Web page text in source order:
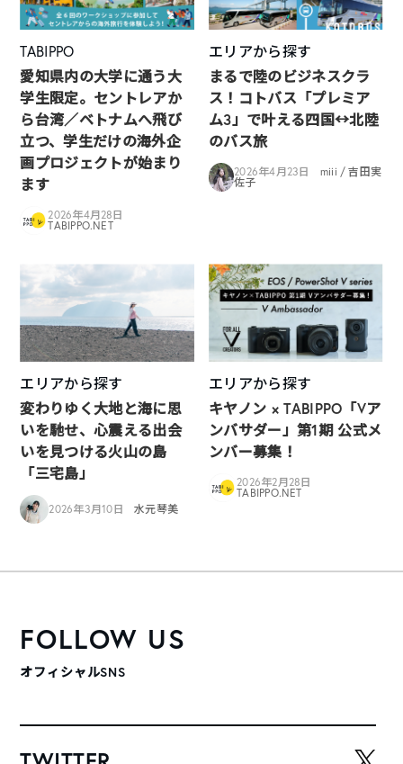
TABIPPO
愛知県内の大学に通う大
学生限定。セントレアか
ら台湾／ベトナムへ飛び
立つ、学生だけの海外企
画プロジェクトが始まり
ます
2026年4月28日
TABIPPO.NET
エリアから探す
まるで陸のビジネスクラ
ス！コトバス「プレミア
ム3」で叶える四国↔︎北陸
のバス旅
2026年4月23日
miii / 吉田実
佐子
エリアから探す
変わりゆく大地と海に思
いを馳せ、心震える出会
いを見つける火山の島
「三宅島」
2026年3月10日 水元琴美
エリアから探す
キヤノン × TABIPPO「Vア
ンバサダー」第1期 公式メ
ンバー募集！
2026年2月28日
TABIPPO.NET
FOLLOW US
オフィシャルSNS